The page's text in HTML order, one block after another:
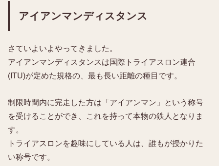
アイアンマンディスタンス
さていよいよやってきました。
アイアンマンディスタンスは国際トライアスロン連合
(ITU)が定めた規格の、最も長い距離の種目です。
制限時間内に完走した方は「アイアンマン」という称号
を受けることができ、これを持って本物の鉄人となりま
す。
トライアスロンを趣味にしている人は、誰もが授かりた
い称号です。